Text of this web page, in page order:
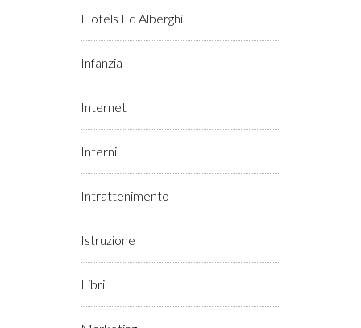
Hotels Ed Alberghi
Infanzia
Internet
Interni
Intrattenimento
Istruzione
Libri